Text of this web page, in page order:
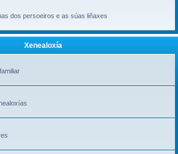
dos persoeiros e as súas liñaxes
Xenealoxía